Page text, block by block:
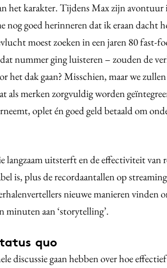
het karakter. Tijdens Max zijn
nog goed herinneren dat ik eraan dacht
moest zoeken in een jaren 80 fast-
nummer ging luisteren – zouden de
het dak gaan? Misschien, maar we
als merken zorgvuldig worden
oplet én goed geld betaald om
langzaam uitsterft en de effectiviteit van
is, plus de recordaantallen op
nieuwe manieren vinden
minuten aan ‘storytelling’.
quo
discussie gaan hebben over hoe